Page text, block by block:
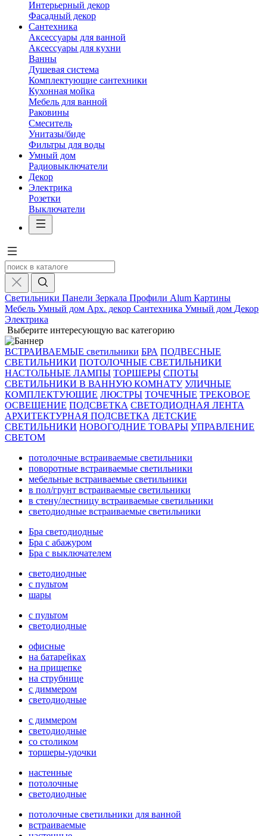
Интерьерный декор
Фасадный декор
Сантехника
Аксессуары для ванной
Аксессуары для кухни
Ванны
Душевая система
Комплектующие сантехники
Кухонная мойка
Мебель для ванной
Раковины
Смеситель
Унитазы/биде
Фильтры для воды
Умный дом
Радиовыключатели
Декор
Электрика
Розетки
Выключатели
Светильники Панели Зеркала Профили Alum Картины
Мебель Умный дом Арх. декор Сантехника Умный дом Декор
Электрика
Выберите интересующую вас категорию
ВСТРАИВАЕМЫЕ светильники БРА ПОДВЕСНЫЕ
СВЕТИЛЬНИКИ ПОТОЛОЧНЫЕ СВЕТИЛЬНИКИ
НАСТОЛЬНЫЕ ЛАМПЫ ТОРШЕРЫ СПОТЫ
СВЕТИЛЬНИКИ В ВАННУЮ КОМНАТУ УЛИЧНЫЕ
КОМПЛЕКТУЮЩИЕ ЛЮСТРЫ ТОЧЕЧНЫЕ ТРЕКОВОЕ
ОСВЕЩЕНИЕ ПОДСВЕТКА СВЕТОДИОДНАЯ ЛЕНТА
АРХИТЕКТУРНАЯ ПОДСВЕТКА ДЕТСКИЕ
СВЕТИЛЬНИКИ НОВОГОДНИЕ ТОВАРЫ УПРАВЛЕНИЕ
СВЕТОМ
потолочные встраиваемые светильники
поворотные встраиваемые светильники
мебельные встраиваемые светильники
в пол/грунт встраиваемые светильники
в стену/лестницу встраиваемые светильники
светодиодные встраиваемые светильники
Бра светодиодные
Бра с абажуром
Бра с выключателем
светодиодные
с пультом
шары
с пультом
светодиодные
офисные
на батарейках
на прищепке
на струбнице
с диммером
светодиодные
с диммером
светодиодные
со столиком
торшеры-удочки
настенные
потолочные
светодиодные
потолочные светильники для ванной
встраиваемые